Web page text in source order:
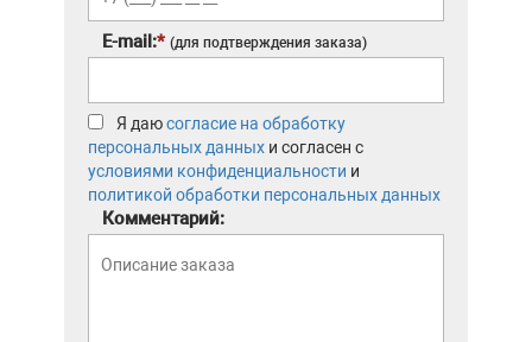
E-mail:* (для подтверждения заказа)
Я даюсогласие на обработку
персональных данных и согласен с
условиями конфиденциальности и
политикой обработки персональных данных
Комментарий: